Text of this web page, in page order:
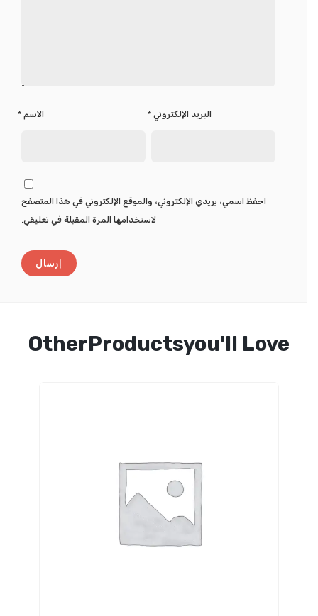
الاسم * البريد الإلكتروني*
احفظ اسمي، بريدي الإلكتروني، والموقع الإلكتروني في هذا المتصفح
لاستخدامها المرة المقبلة في تعليقي.
OtherProductsyou'll Love